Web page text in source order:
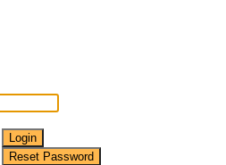
Login
Reset Password